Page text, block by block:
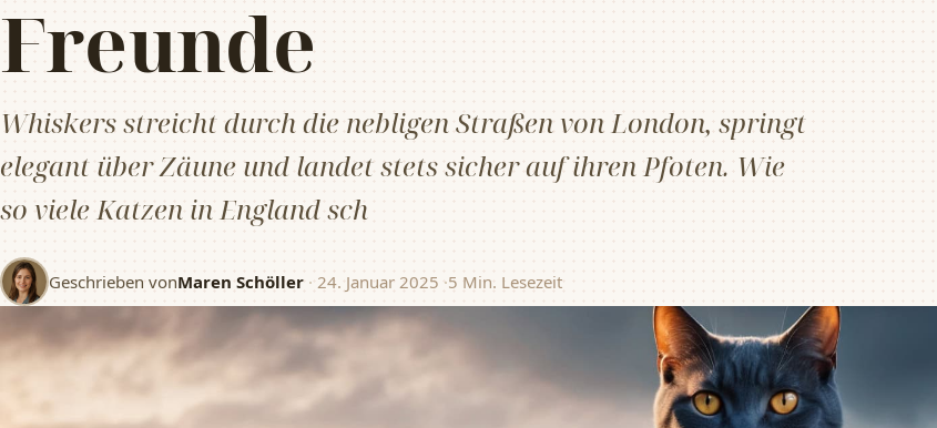
Freunde
Whiskers streicht durch die nebligen Straßen von London, springt
elegant über Zäune und landet stets sicher auf ihren Pfoten. Wie
so viele Katzen in England sch
Geschrieben vonMaren Schöller · 24. Januar 2025 ·5 Min. Lesezeit